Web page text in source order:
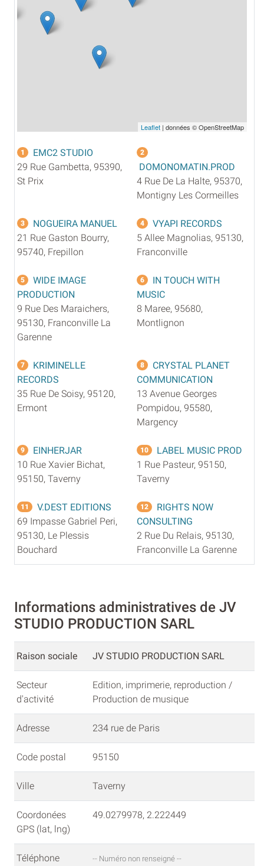
Leaflet | données © OpenStreetMap
1
EMC2 STUDIO
29 Rue Gambetta, 95390,
St Prix
2
DOMONOMATIN.PROD
4 Rue De La Halte, 95370,
Montigny Les Cormeilles
3
NOGUEIRA MANUEL
21 Rue Gaston Bourry,
95740, Frepillon
4
VYAPI RECORDS
5 Allee Magnolias, 95130,
Franconville
5
WIDE IMAGE
PRODUCTION
9 Rue Des Maraichers,
95130, Franconville La
Garenne
6
IN TOUCH WITH
MUSIC
8 Maree, 95680,
Montlignon
7
KRIMINELLE
RECORDS
35 Rue De Soisy, 95120,
Ermont
8
CRYSTAL PLANET
COMMUNICATION
13 Avenue Georges
Pompidou, 95580,
Margency
9
EINHERJAR
10 Rue Xavier Bichat,
95150, Taverny
10
LABEL MUSIC PROD
1 Rue Pasteur, 95150,
Taverny
11
V.DEST EDITIONS
69 Impasse Gabriel Peri,
95130, Le Plessis
Bouchard
12
RIGHTS NOW
CONSULTING
2 Rue Du Relais, 95130,
Franconville La Garenne
Informations administratives de JV
STUDIO PRODUCTION SARL
Raison sociale JV STUDIO PRODUCTION SARL
Secteur
d'activité
Edition, imprimerie, reproduction /
Production de musique
Adresse 234 rue de Paris
Code postal 95150
Ville Taverny
Coordonées
GPS (lat, lng)
49.0279978, 2.222449
Téléphone -- Numéro non renseigné --